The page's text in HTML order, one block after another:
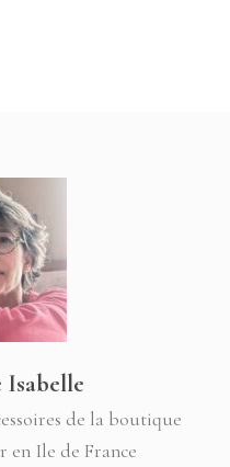
Isabelle
de la boutique
en Ile de France